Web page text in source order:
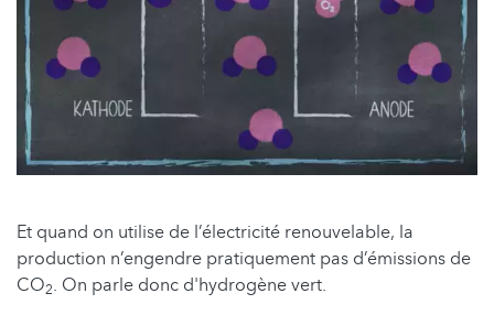
Et quand on utilise de l’électricité renouvelable, la
production n’engendre pratiquement pas d’émissions de
CO2. On parle donc d'hydrogène vert.